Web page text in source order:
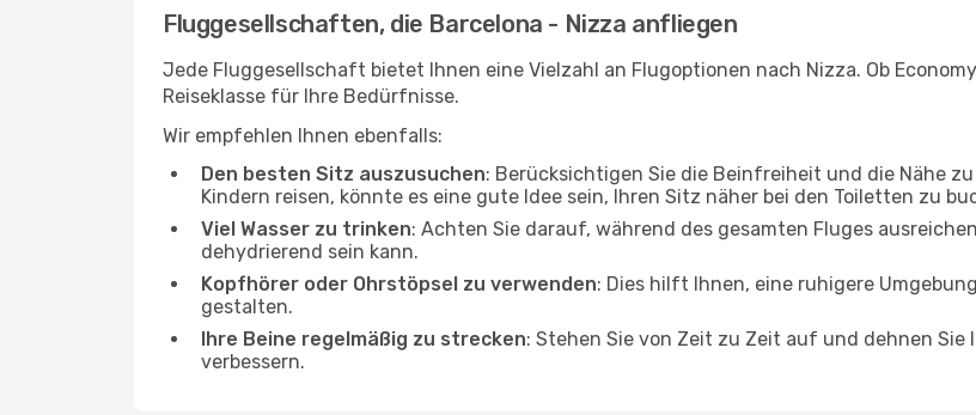
Fluggesellschaften, die Barcelona - Nizza anfliegen
Jede Fluggesellschaft bietet Ihnen eine Vielzahl an Flugoptionen nach Nizza. Ob
Reiseklasse für Ihre Bedürfnisse.
Wir empfehlen Ihnen ebenfalls:
Den besten Sitz auszusuchen: Berücksichtigen Sie die Beinfreiheit und die Nähe
Kindern reisen, könnte es eine gute Idee sein, Ihren Sitz näher bei den Toiletten zu
Viel Wasser zu trinken: Achten Sie darauf, während des gesamten Fluges
dehydrierend sein kann.
Kopfhörer oder Ohrstöpsel zu verwenden: Dies hilft Ihnen, eine ruhigere
gestalten.
Ihre Beine regelmäßig zu strecken: Stehen Sie von Zeit zu Zeit auf und dehnen
verbessern.